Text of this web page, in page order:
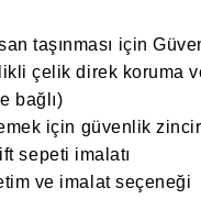
taşınması için
çelik direk koruma
bağlı)
için güvenlik
sepeti imalatı
ve imalat seçeneği